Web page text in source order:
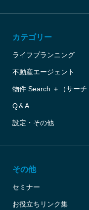
カテゴリー
ライフプランニング
不動産エージェント
物件 Search ＋（サーチ
Q＆A
設定・その他
その他
セミナー
お役立ちリンク集